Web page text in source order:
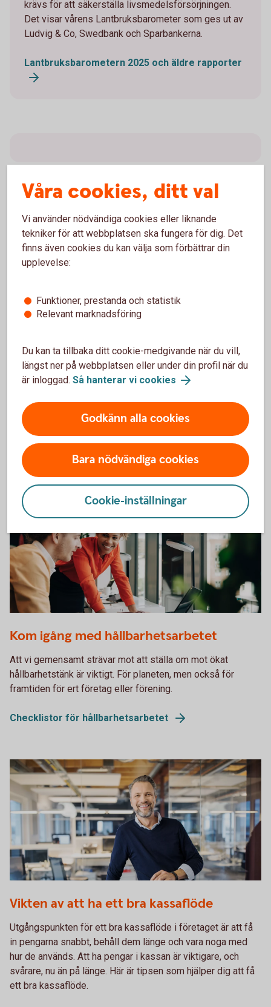
krävs för att säkerställa livsmedelsförsörjningen.
Det visar vårens Lantbruksbarometer som ges ut av
Ludvig & Co, Swedbank och Sparbankerna.
Lantbruksbarometern 2025 och äldre rapporter
Sändes 28 mars
Tips och inspiration
Kom igång med hållbarhets­arbetet
Att vi gemensamt strävar mot att ställa om mot ökat
hållbarhetstänk är viktigt. För planeten, men också för
framtiden för ert företag eller förening.
Checklistor för hållbarhetsarbetet
Vikten av att ha ett bra kassaflöde
Utgångspunkten för ett bra kassaflöde i företaget är att få
in pengarna snabbt, behåll dem länge och vara noga med
hur de används. Att ha pengar i kassan är viktigare, och
svårare, nu än på länge. Här är tipsen som hjälper dig att få
ett bra kassaflöde.
Våra cookies, ditt val
Vi använder nödvändiga cookies eller liknande
tekniker för att webbplatsen ska fungera för dig. Det
finns även cookies du kan välja som förbättrar din
upplevelse:
Funktioner, prestanda och statistik
Relevant marknadsföring
Du kan ta tillbaka ditt cookie-medgivande när du vill,
längst ner på webbplatsen eller under din profil när du
är inloggad. Så hanterar vi cookies
Godkänn alla cookies
Bara nödvändiga cookies
Cookie-inställningar